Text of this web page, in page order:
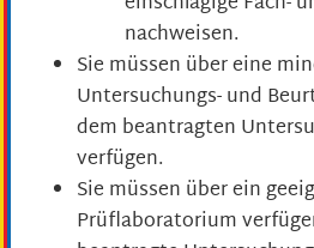
nachweisen.
Sie müssen über eine
Untersuchungs- und
dem beantragten
verfügen.
Sie müssen über ein
Prüflaboratorium